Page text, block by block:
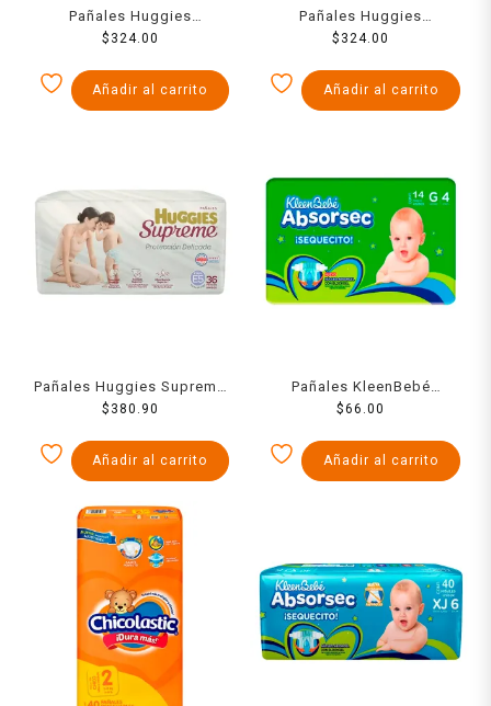
Pañales Huggies
UltraConfort etapa 6 niño
$ 324.00
Añadir al carrito
Pañales Huggies
UltraConfort etapa 6 niña
$ 324.00
Añadir al carrito
Pañales Huggies Supreme
unisex etapa 5 con 36
$ 380.90
Añadir al carrito
Pañales KleenBebé
Absorsec etapa 4 talla
$66.00
Añadir al carrito